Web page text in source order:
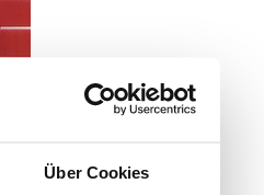
Über Cookies